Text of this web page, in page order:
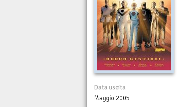
Data uscita
Maggio 2005